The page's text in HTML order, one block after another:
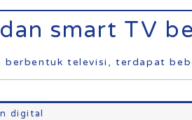
smart TV
berbentuk televisi, terdapat
digital